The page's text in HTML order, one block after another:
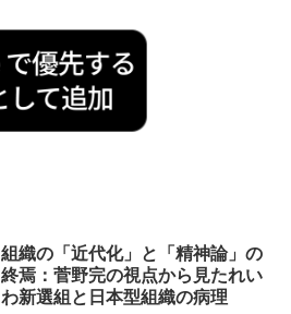
組織の「近代化」と「精神論」の
終焉：菅野完の視点から見たれい
わ新選組と日本型組織の病理